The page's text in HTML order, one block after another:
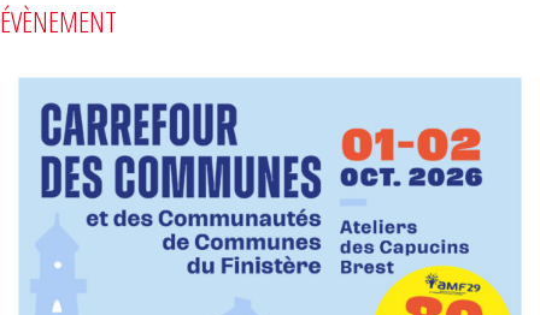
ÉVÈNEMENT